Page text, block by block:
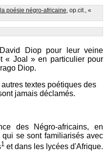
poésie négro-africaine, op.cit., «
Diop pour leur veine
« Joal » en particulier pour
Diop.
textes poétiques des
jamais déclamés.
des Négro-africains, en
se sont familiarisés avec
1 et dans les lycées d'Afrique.